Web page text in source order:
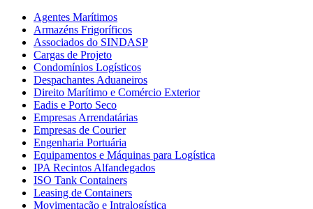
Agentes Marítimos
Armazéns Frigoríficos
Associados do SINDASP
Cargas de Projeto
Condomínios Logísticos
Despachantes Aduaneiros
Direito Marítimo e Comércio Exterior
Eadis e Porto Seco
Empresas Arrendatárias
Empresas de Courier
Engenharia Portuária
Equipamentos e Máquinas para Logística
IPA Recintos Alfandegados
ISO Tank Containers
Leasing de Containers
Movimentação e Intralogística